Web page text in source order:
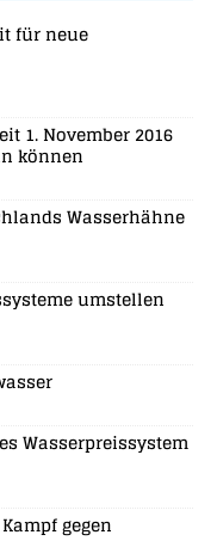
für neue
1. November 2016
können
Wasserhähne
umstellen
Wasserpreissystem
gegen